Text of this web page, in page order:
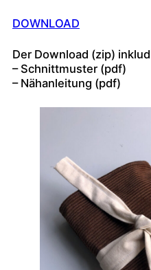
DOWNLOAD
Der Download (zip)
– Schnittmuster (pdf)
– Nähanleitung (pdf)